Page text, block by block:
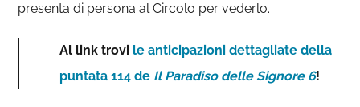
presenta di persona al Circolo per vederlo.
Al link trovi le anticipazioni dettagliate della
puntata 114 de Il Paradiso delle Signore 6!